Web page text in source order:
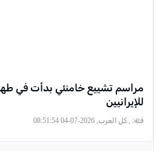
مراسم تشييع خامنئي بدأت في
للإيرانيين
فئة: , كل العرب, 2026-07-04 08:51:54